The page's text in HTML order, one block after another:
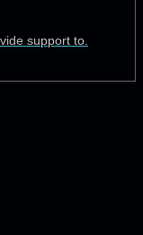
support to.